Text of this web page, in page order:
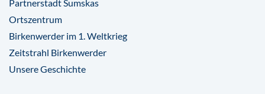
Partnerstadt Sumskas
Ortszentrum
Birkenwerder im 1. Weltkrieg
Zeitstrahl Birkenwerder
Unsere Geschichte